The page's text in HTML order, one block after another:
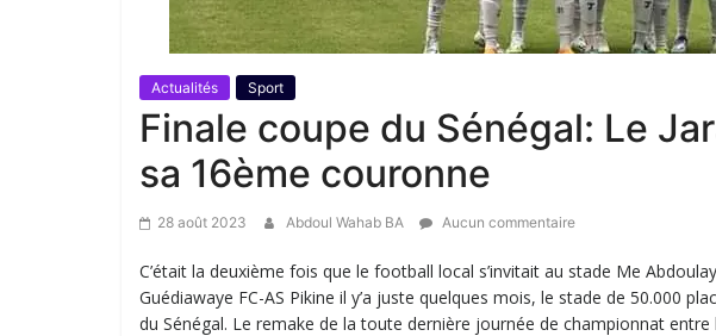
Actualités Sport
Finale coupe du Sénégal: Le
sa 16ème couronne
28 août 2023 Abdoul Wahab BA Aucun commentaire
C’était la deuxième fois que le football local s’invitait au stade Me
Guédiawaye FC-AS Pikine il y’a juste quelques mois, le stade de 50.000
du Sénégal. Le remake de la toute dernière journée de championnat